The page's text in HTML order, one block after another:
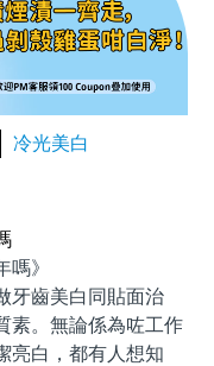
冷光美白
》
齒美白同貼面治
素。無論係為咗工作
亮白，都有人想知